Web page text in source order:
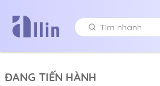
ĐANG TIẾN HÀNH